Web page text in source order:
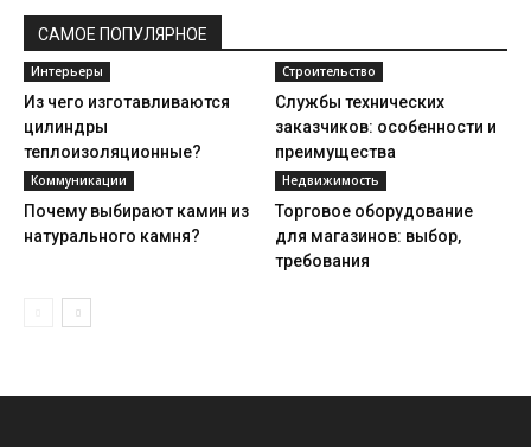
САМОЕ ПОПУЛЯРНОЕ
Интерьеры
Из чего изготавливаются
цилиндры
теплоизоляционные?
Строительство
Службы технических
заказчиков: особенности и
преимущества
Коммуникации
Почему выбирают камин из
натурального камня?
Недвижимость
Торговое оборудование
для магазинов: выбор,
требования